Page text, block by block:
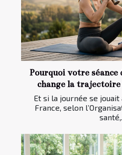
Pourquoi votre
change la
Et si la journée se jouait
France, selon
santé,...